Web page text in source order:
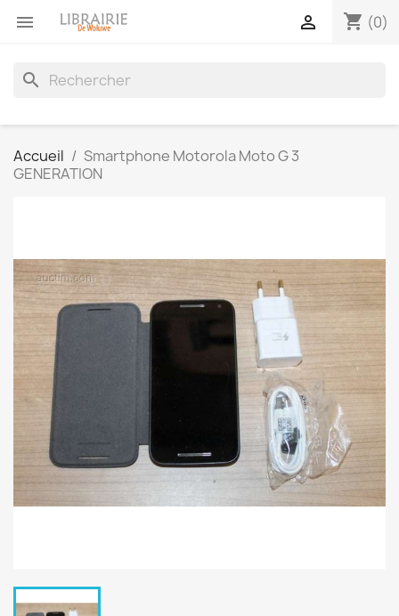
 shopping_cart (0)

search
Accueil
Smartphone Motorola Moto G 3
GENERATION